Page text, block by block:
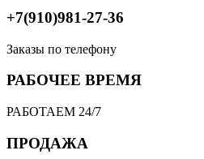
+7(910)981-27-36
Заказы по телефону
РАБОЧЕЕ ВРЕМЯ
РАБОТАЕМ 24/7
ПРОДАЖА